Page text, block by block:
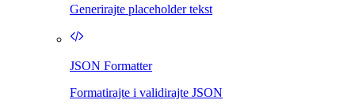
Generirajte placeholder tekst
JSON Formatter
Formatirajte i validirajte JSON